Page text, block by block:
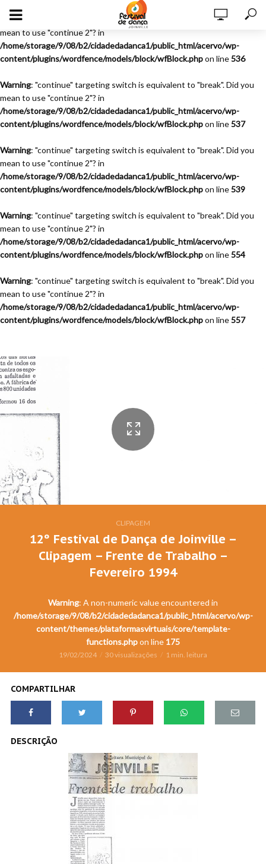
Warning
: "continue" targeting switch is equivalent to "break". Did you
mean to use "continue 2"? in
/home/storage/9/08/b2/cidadedadanca1/public_html/acervo/wp-
content/plugins/wordfence/models/block/wfBlock.phpon line536
Warning: "continue" targeting switch is equivalent to "break". Did you
mean to use "continue 2"? in
/home/storage/9/08/b2/cidadedadanca1/public_html/acervo/wp-
content/plugins/wordfence/models/block/wfBlock.phpon line537
Warning: "continue" targeting switch is equivalent to "break". Did you
mean to use "continue 2"? in
/home/storage/9/08/b2/cidadedadanca1/public_html/acervo/wp-
content/plugins/wordfence/models/block/wfBlock.phpon line539
Warning: "continue" targeting switch is equivalent to "break". Did you
mean to use "continue 2"? in
/home/storage/9/08/b2/cidadedadanca1/public_html/acervo/wp-
content/plugins/wordfence/models/block/wfBlock.phpon line554
Warning: "continue" targeting switch is equivalent to "break". Did you
mean to use "continue 2"? in
/home/storage/9/08/b2/cidadedadanca1/public_html/acervo/wp-
content/plugins/wordfence/models/block/wfBlock.phpon line557
CLIPAGEM
12º Festival de Dança de Joinville –
Clipagem – Frente de Trabalho –
Fevereiro 1994
Warning: A non-numeric value encountered in
/home/storage/9/08/b2/cidadedadanca1/public_html/acervo/wp-
content/themes/plataformasvirtuais/core/template-
functions.phpon line 175
19/02/2024 30 visualizações 1 min. leitura
COMPARTILHAR
DESCRIÇÃO